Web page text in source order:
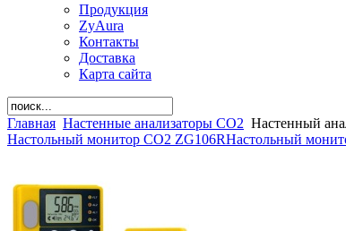
Продукция
ZyAura
Контакты
Доставка
Карта сайта
Главная Настенные анализаторы CO2 Настенный
Настольный монитор CO2 ZG106RНастольный